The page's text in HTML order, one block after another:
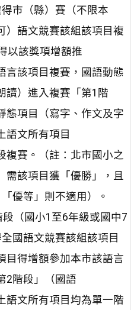
市（縣）賽（不限本
）語文競賽該組該項目複
以該獎項增額推
言該項目複賽，國語動態
讀）進入複賽「第1階
態項目（寫字、作文及字
語文所有項目
複賽。（註：北市國小之
需該項目獲「優勝」，且
優等」則不適用）。
（國小1至6年級或國中7
國語文競賽該組該項目
目得增額參加本市該語言
2階段」（國語
語文所有項目均為單一階